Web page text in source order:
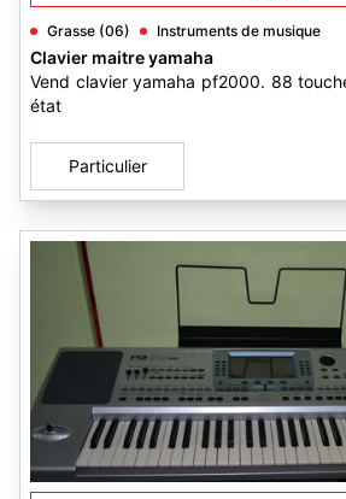
Grasse (06) Instruments de musique
Clavier maitre yamaha
Vend clavier yamaha pf2000. 88
état
Particulier